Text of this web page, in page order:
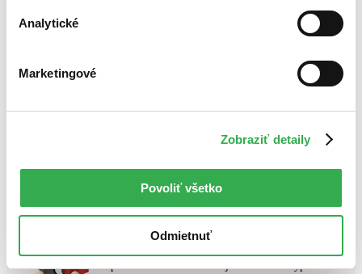
Analytické
Marketingové
Zobraziť detaily
Povoliť všetko
Odmietnuť
Bestsellery
Top hodnotené
Najlacnejšie
Skúste prosím zmeniť vyhľadávaný výraz.